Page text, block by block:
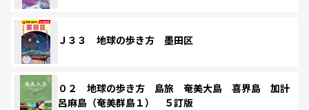
Ｊ３３ 地球の歩き方 墨田区
０２ 地球の歩き方 島旅 奄美大島 喜界島 加計
呂麻島（奄美群島１） ５訂版